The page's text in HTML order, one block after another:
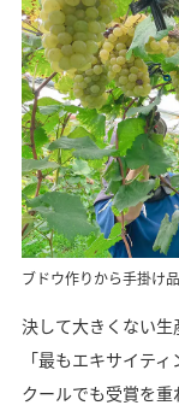
ブドウ作りから手掛け
決して大きくない
「最もエキサイテ
クールでも受賞を